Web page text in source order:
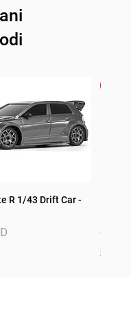
kutija sa
R 1/43 Drift Car -
Price